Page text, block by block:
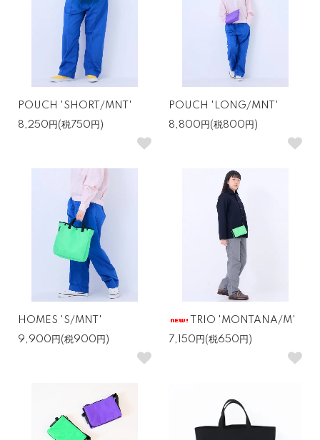
POUCH 'SHORT/MNT'
8,250円(税750円)
POUCH 'LONG/MNT'
8,800円(税800円)
HOMES 'S/MNT'
9,900円(税900円)
TRIO 'MONTANA/M'
7,150円(税650円)